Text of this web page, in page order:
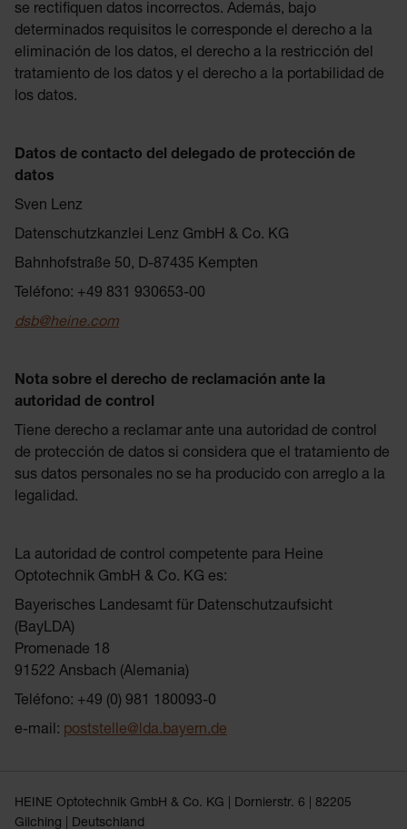
se rectifiquen datos incorrectos. Además, bajo
determinados requisitos le corresponde el derecho a la
eliminación de los datos, el derecho a la restricción del
tratamiento de los datos y el derecho a la portabilidad de
los datos.
Datos de contacto del delegado de protección de
datos
Sven Lenz
Datenschutzkanzlei Lenz GmbH & Co. KG
Bahnhofstraße 50, D-87435 Kempten
Teléfono: +49 831 930653-00
dsb@heine.com
Nota sobre el derecho de reclamación ante la
autoridad de control
Tiene derecho a reclamar ante una autoridad de control
de protección de datos si considera que el tratamiento de
sus datos personales no se ha producido con arreglo a la
legalidad.
La autoridad de control competente para Heine
Optotechnik GmbH & Co. KG es:
Bayerisches Landesamt für Datenschutzaufsicht
(BayLDA)
Promenade 18
91522 Ansbach (Alemania)
Teléfono: +49 (0) 981 180093-0
e-mail: poststelle@lda.bayern.de
HEINE Optotechnik GmbH & Co. KG | Dornierstr. 6 | 82205
Gilching | Deutschland